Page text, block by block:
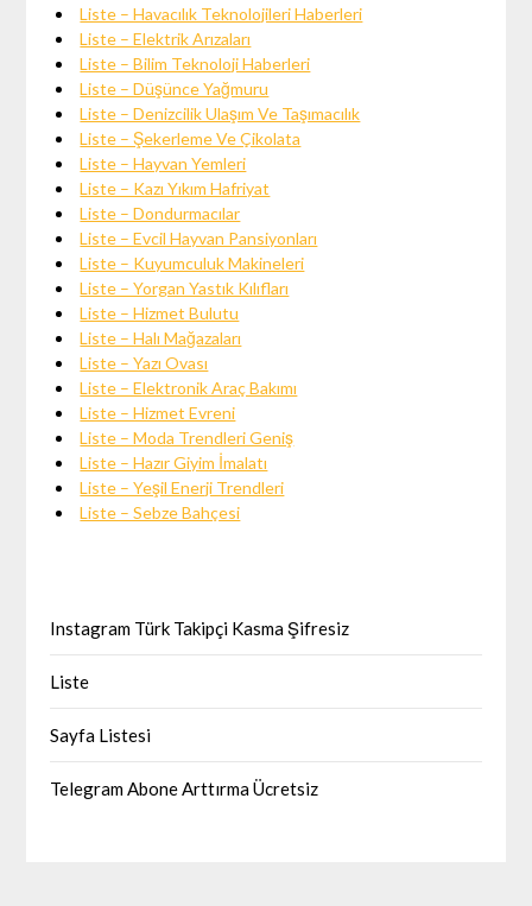
Liste – Havacılık Teknolojileri Haberleri
Liste – Elektrik Arızaları
Liste – Bilim Teknoloji Haberleri
Liste – Düşünce Yağmuru
Liste – Denizcilik Ulaşım Ve Taşımacılık
Liste – Şekerleme Ve Çikolata
Liste – Hayvan Yemleri
Liste – Kazı Yıkım Hafriyat
Liste – Dondurmacılar
Liste – Evcil Hayvan Pansiyonları
Liste – Kuyumculuk Makineleri
Liste – Yorgan Yastık Kılıfları
Liste – Hizmet Bulutu
Liste – Halı Mağazaları
Liste – Yazı Ovası
Liste – Elektronik Araç Bakımı
Liste – Hizmet Evreni
Liste – Moda Trendleri Geniş
Liste – Hazır Giyim İmalatı
Liste – Yeşil Enerji Trendleri
Liste – Sebze Bahçesi
Instagram Türk Takipçi Kasma Şifresiz
Liste
Sayfa Listesi
Telegram Abone Arttırma Ücretsiz